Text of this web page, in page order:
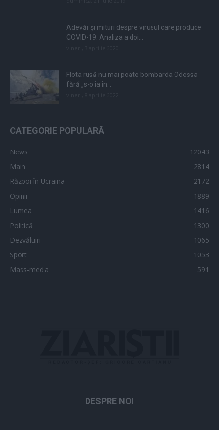
Adevăr și mituri despre virusul care produce
COVID-19. Analiza a doi...
Flota rusă nu mai poate bombarda Odessa
fără „s-o ia în...
CATEGORIE POPULARĂ
News
12043
Main
2814
Război în Ucraina
2172
Opinii
1889
Lumea
1416
Politică
1300
Dezvăluiri
1065
Sport
1053
Mass-media
591
DESPRE NOI